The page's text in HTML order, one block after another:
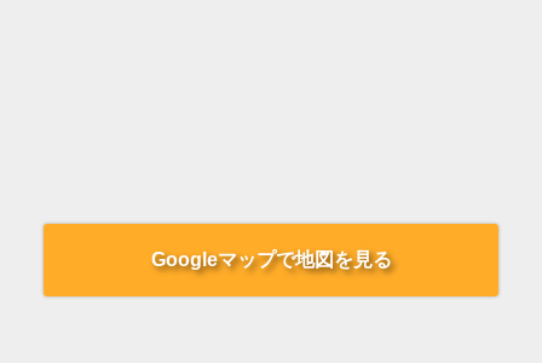
Googleマップで地図を見る